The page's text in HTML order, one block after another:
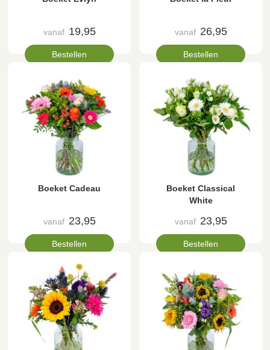
vanaf 19,95
Bestellen
vanaf 26,95
Bestellen
Boeket Cadeau
vanaf 23,95
Bestellen
Boeket Classical
White
vanaf 23,95
Bestellen